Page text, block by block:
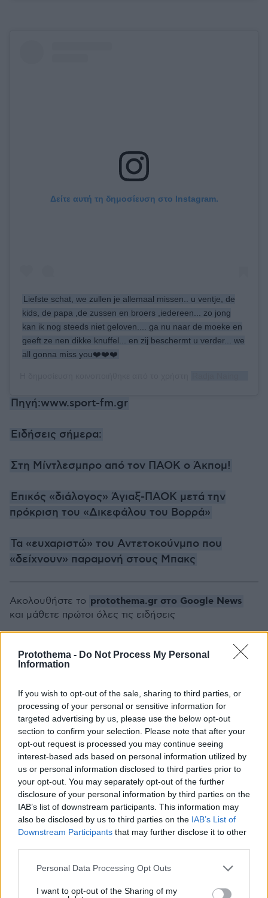
Protothema - Do Not Process My Personal
Information
If you wish to opt-out of the sale, sharing to third parties, or
processing of your personal or sensitive information for
targeted advertising by us, please use the below opt-out
section to confirm your selection. Please note that after your
opt-out request is processed you may continue seeing
interest-based ads based on personal information utilized by
us or personal information disclosed to third parties prior to
your opt-out. You may separately opt-out of the further
disclosure of your personal information by third parties on the
IAB’s list of downstream participants. This information may
also be disclosed by us to third parties on the IAB’s List of
Downstream Participants that may further disclose it to other
Please note that this website/app uses one or more Google
not limited to your visit or usage behaviour. You may click to
Personal Data Processing Opt Outs
I want to opt-out of the Sharing of my
Δείτε αυτή τη δημοσίευση στο Instagram.
Liefste schat, we zullen je allemaal missen.. u ventje, de
kids, de papa ,de zussen en broers ,iedereen... zo jong
kan ik nog steeds niet geloven.... ga nu naar de moeke en
geeft ze nen dikke knuffel... en zij beschermt u verder... we
all gonna miss you❤️❤️❤️
Πηγή:www.sport-fm.gr
Ειδήσεις σήμερα:
Στη Μίντλεσμπρο από τον ΠΑΟΚ ο Άκπομ!
Επικός «διάλογος» Άγιαξ-ΠΑΟΚ μετά την
πρόκριση του «Δικεφάλου του Βορρά»
Τα «ευχαριστώ» του Αντετοκούνμπο που
«δείχνουν» παραμονή στους Μπακς
Σχετικά Άρθρα
Ακολουθήστε το protothema.gr στο Google News
και μάθετε πρώτοι όλες τις ειδήσεις
από την Ελλάδα
και τον Κόσμο, τη στιγμή που συμβαίνουν, στο
Protothema.gr